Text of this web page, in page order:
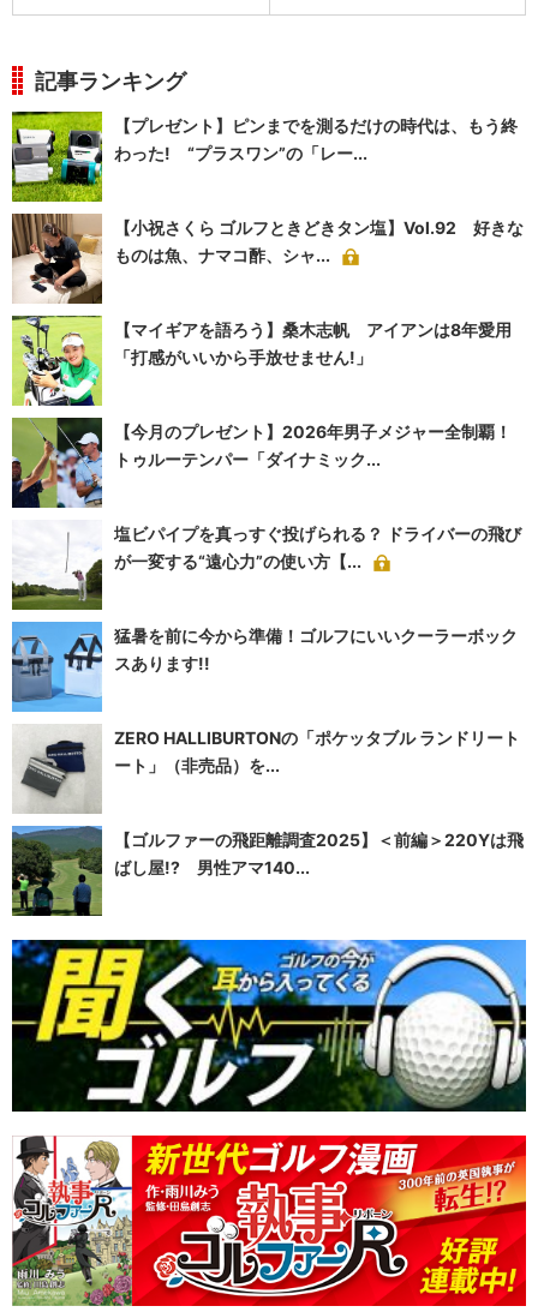
記事ランキング
【プレゼント】ピンまでを測るだけの時代は、もう終
わった! “プラスワン”の「レー...
【小祝さくら ゴルフときどきタン塩】Vol.92 好きな
ものは魚、ナマコ酢、シャ...
【マイギアを語ろう】桑木志帆 アイアンは8年愛用
「打感がいいから手放せません!」
【今月のプレゼント】2026年男子メジャー全制覇！
トゥルーテンパー「ダイナミック...
塩ビパイプを真っすぐ投げられる？ ドライバーの飛び
が一変する“遠心力”の使い方【...
猛暑を前に今から準備！ゴルフにいいクーラーボック
スあります!!
ZERO HALLIBURTONの「ポケッタブル ランドリート
ート」（非売品）を...
【ゴルファーの飛距離調査2025】＜前編＞220Yは飛
ばし屋!? 男性アマ140...